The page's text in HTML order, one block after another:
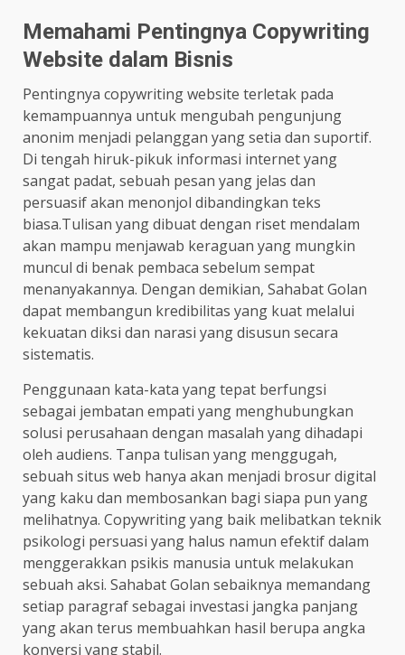
Memahami Pentingnya Copywriting
Website dalam Bisnis
Pentingnya copywriting website terletak pada
kemampuannya untuk mengubah pengunjung
anonim menjadi pelanggan yang setia dan suportif.
Di tengah hiruk-pikuk informasi internet yang
sangat padat, sebuah pesan yang jelas dan
persuasif akan menonjol dibandingkan teks
biasa.Tulisan yang dibuat dengan riset mendalam
akan mampu menjawab keraguan yang mungkin
muncul di benak pembaca sebelum sempat
menanyakannya. Dengan demikian, Sahabat Golan
dapat membangun kredibilitas yang kuat melalui
kekuatan diksi dan narasi yang disusun secara
sistematis.
Penggunaan kata-kata yang tepat berfungsi
sebagai jembatan empati yang menghubungkan
solusi perusahaan dengan masalah yang dihadapi
oleh audiens. Tanpa tulisan yang menggugah,
sebuah situs web hanya akan menjadi brosur digital
yang kaku dan membosankan bagi siapa pun yang
melihatnya. Copywriting yang baik melibatkan teknik
psikologi persuasi yang halus namun efektif dalam
menggerakkan psikis manusia untuk melakukan
sebuah aksi. Sahabat Golan sebaiknya memandang
setiap paragraf sebagai investasi jangka panjang
yang akan terus membuahkan hasil berupa angka
konversi yang stabil.